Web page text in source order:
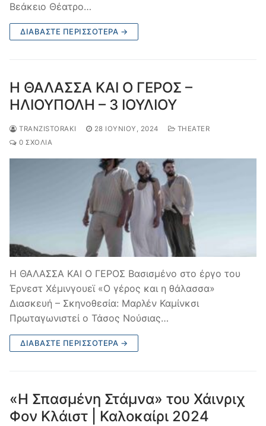
Βεάκειο Θέατρο…
ΔΙΑΒΆΣΤΕ ΠΕΡΙΣΣΌΤΕΡΑ →
Η ΘΑΛΑΣΣΑ ΚΑΙ Ο ΓΕΡΟΣ –
ΗΛΙΟΥΠΟΛΗ – 3 ΙΟΥΛΙΟΥ
TRANZISTORAKI 28 ΙΟΥΝΊΟΥ, 2024
THEATER
0 ΣΧΌΛΙΑ
Η ΘΑΛΑΣΣΑ ΚΑΙ Ο ΓΕΡΟΣ Βασισμένο στο έργο του
Έρνεστ Χέμινγουεϊ «Ο γέρος και η θάλασσα»
Διασκευή – Σκηνοθεσία: Μαρλέν Καμίνκσι
Πρωταγωνιστεί ο Τάσος Νούσιας…
ΔΙΑΒΆΣΤΕ ΠΕΡΙΣΣΌΤΕΡΑ →
«Η Σπασμένη Στάμνα» του Χάινριχ
Φον Κλάιστ | Καλοκαίρι 2024